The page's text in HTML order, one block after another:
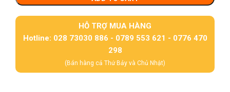
HỖ TRỢ MUA HÀNG
Hotline: 028 73030 886 - 0789 553 621 - 0776 470
298
(Bán hàng cả Thứ Bảy và Chủ Nhật)